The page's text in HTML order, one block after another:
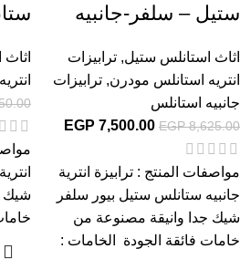
ستيل – سلفر-جانبيه
اثاث استانلس ستيل, ترابيزات
انتريه استانلس مودرن, ترابيزات
جانبيه استانلس
EGP8,625.00
EGP 7,500.00
مواصفات المنتج : ترابيزة انترية
جانبيه ستانلس ستيل بيور سلفر
شيك جدا وانيقة مصنوعة من
خامات فائقة الجودة الخامات :
شيك